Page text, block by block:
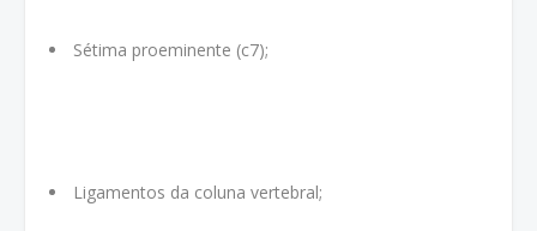
Sétima proeminente (c7);
Ligamentos da coluna vertebral;